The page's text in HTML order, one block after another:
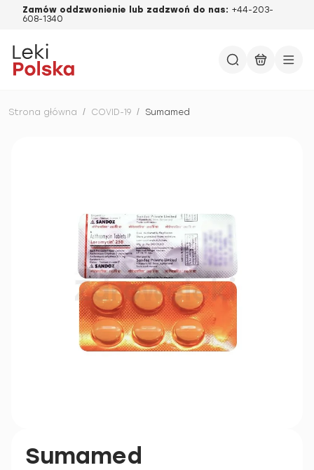
Zamów oddzwonienie lub zadzwoń do nas: +44-203-
608-1340
Strona główna / COVID-19 / Sumamed
Sumamed